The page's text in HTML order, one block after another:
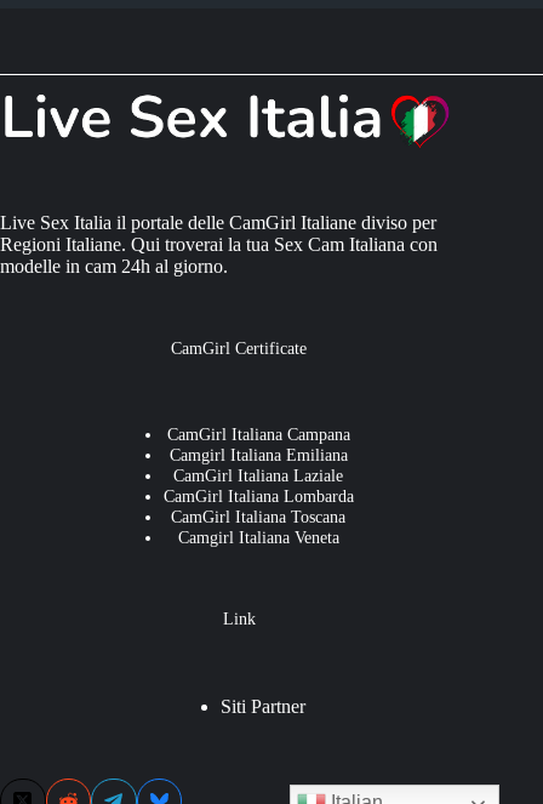
Live Sex Italia il portale delle CamGirl Italiane diviso per
Regioni Italiane. Qui troverai la tua Sex Cam Italiana con
modelle in cam 24h al giorno.
CamGirl Certificate
CamGirl Italiana Campana
Camgirl Italiana Emiliana
CamGirl Italiana Laziale
CamGirl Italiana Lombarda
CamGirl Italiana Toscana
Camgirl Italiana Veneta
Link
Siti Partner